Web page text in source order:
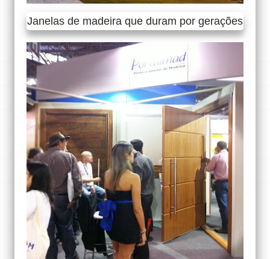
Janelas de madeira que duram por gerações